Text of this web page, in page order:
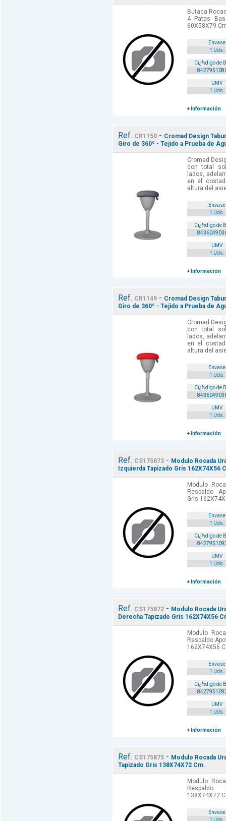
Butaca
4 Patas
60X58X79
Envase
1 Uds.
Cï¿½digo de
UMV
1 Uds.
+ Información
Ref. CR1150- Cromad Design
Giro de 360º - Tejido a Prueba de
Cromad
con total
lados,
en el
altura del
Envase
1 Uds.
Cï¿½digo de
UMV
1 Uds.
+ Información
Ref. CR1149- Cromad Design
Giro de 360º - Tejido a Prueba de
Cromad
con total
lados,
en el
altura del
Envase
1 Uds.
Cï¿½digo de
UMV
1 Uds.
+ Información
Ref. CS175873- Modulo Rocada
Izquierda Tapizado Gris 162X74X56
Modulo
Respaldo
Gris
Envase
1 Uds.
Cï¿½digo de
UMV
1 Uds.
+ Información
Ref. CS175872- Modulo Rocada
Derecha Tapizado Gris 162X74X56
Modulo
Respaldo
162X74X56
Envase
1 Uds.
Cï¿½digo de
UMV
1 Uds.
+ Información
Ref. CS175875- Modulo Rocada
Tapizado Gris 138X74X72 Cm.
Modulo
Respaldo
138X74X72
Envase